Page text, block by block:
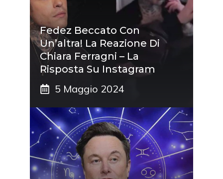
Fedez Beccato Con
Un’altra! La Reazione Di
Chiara Ferragni – La
Risposta Su Instagram
5 Maggio 2024